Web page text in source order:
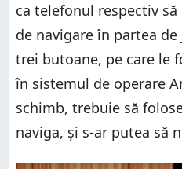
ca telefonul respectiv
de navigare în partea
trei butoane, pe care le
în sistemul de operare
schimb, trebuie să
naviga, și s-ar putea să